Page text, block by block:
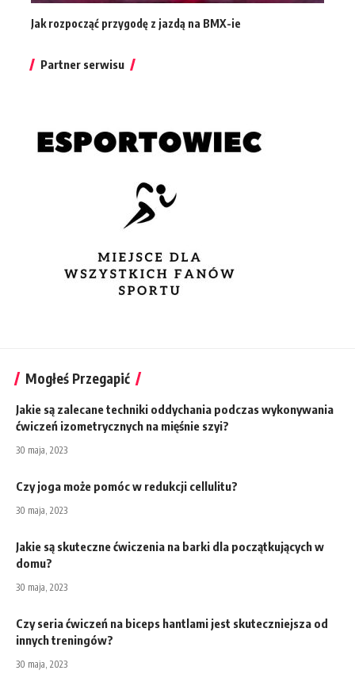
Jak rozpocząć przygodę z jazdą na BMX-ie
Partner serwisu
Mogłeś Przegapić
Jakie są zalecane techniki oddychania podczas wykonywania
ćwiczeń izometrycznych na mięśnie szyi?
30 maja, 2023
Czy joga może pomóc w redukcji cellulitu?
30 maja, 2023
Jakie są skuteczne ćwiczenia na barki dla początkujących w
domu?
30 maja, 2023
Czy seria ćwiczeń na biceps hantlami jest skuteczniejsza od
innych treningów?
30 maja, 2023